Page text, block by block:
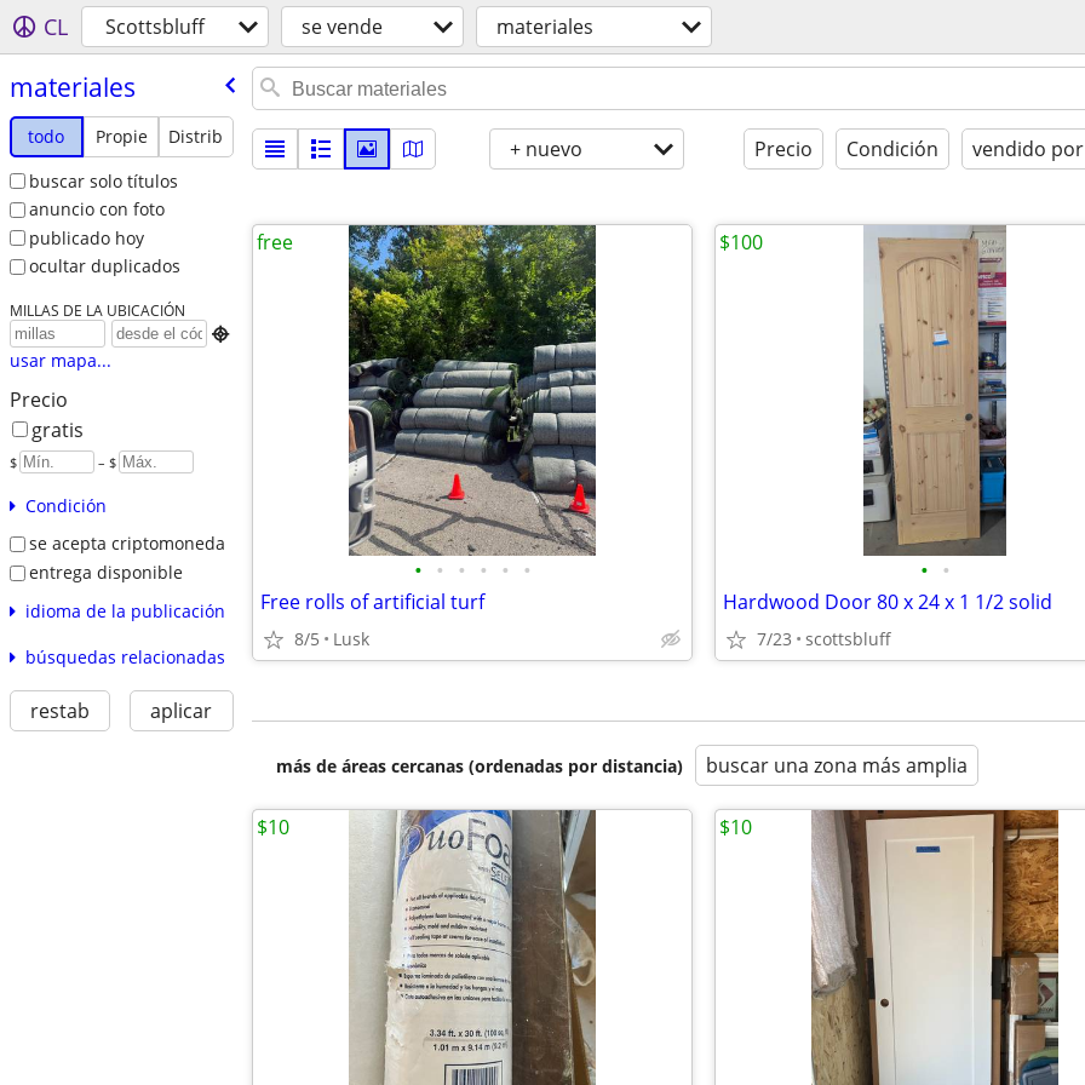
CL Scottsbluff se vende materiales
materiales
todo Propie
Distrib
buscar solo títulos
anuncio con foto
publicado hoy
ocultar duplicados
MILLAS DE LA UBICACIÓN

usar mapa...
Precio
gratis
$ – $
Condición
se acepta criptomoneda
entrega disponible
idioma de la publicación
búsquedas relacionadas
restab aplicar
+ nuevo Precio Condición vendido por
• • • • • •
Free rolls of artificial turf
8/5 Lusk
free
• •
Hardwood Door 80 x 24 x 1 1/2 solid
7/23 scottsbluff
$100
más de áreas cercanas (ordenadas por distancia) buscar una zona más amplia
$10 $10